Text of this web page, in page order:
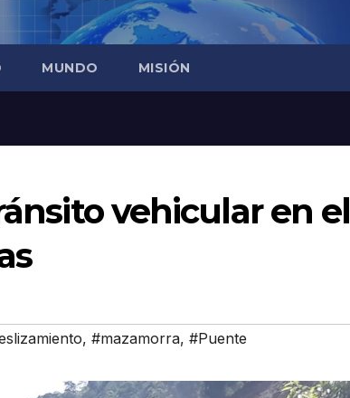
MUNDO MISIÓN
vehicular en el
, #mazamorra, #Puente